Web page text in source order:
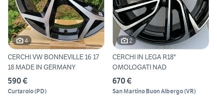
4
CERCHI VW BONNEVILLE 16 17
18 MADE IN GERMANY
590 €
Curtarolo(PD)
2
CERCHI IN LEGA R18"
OMOLOGATI NAD
670 €
San Martino Buon Albergo(VR)